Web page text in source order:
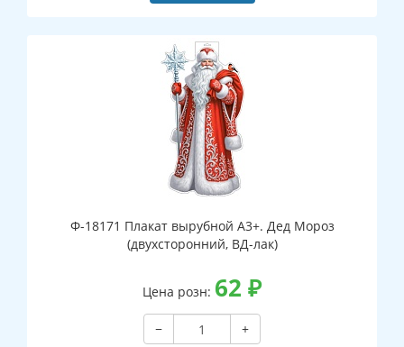
Ф-18171 Плакат вырубной А3+. Дед Мороз
(двухсторонний, ВД-лак)
Цена розн: 62 ₽
−
+